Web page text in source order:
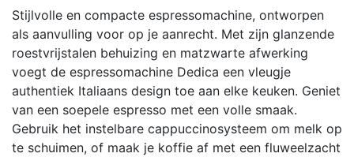
Stijlvolle en compacte espressomachine, ontworpen
als aanvulling voor op je aanrecht. Met zijn glanzende
roestvrijstalen behuizing en matzwarte afwerking
voegt de espressomachine Dedica een vleugje
authentiek Italiaans design toe aan elke keuken. Geniet
van een soepele espresso met een volle smaak.
Gebruik het instelbare cappuccinosysteem om melk op
te schuimen, of maak je koffie af met een fluweelzacht